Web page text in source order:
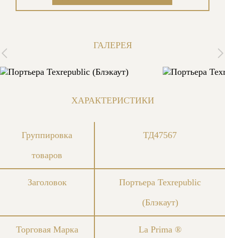
ГАЛЕРЕЯ
ХАРАКТЕРИСТИКИ
Группировка
товаров
ТД47567
Заголовок
Портьера Texrepublic
(Блэкаут)
Торговая Марка La Prima ®